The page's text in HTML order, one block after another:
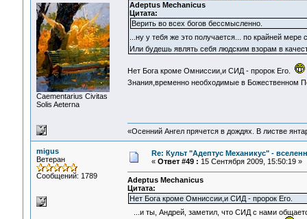
Сaementarius Civitas
Solis Aeterna
Adeptus Mechanicus
Цитата:
Верить во всех богов бессмысленно.
...ну у тебя же это получается... по крайней
Или будешь являть себя людским взорам в
Нет Бога кроме Омниссии,и СИД - пророк Его.
Знания,временно необходимые в Божественном
«Осенний Ангел прячется в дождях. В листве
migus
Ветеран
Сообщений: 1789
Re: Культ "Адептус Механикус" -
« Ответ #49 : 15 Сентября 2009, 15:50:19 »
Adeptus Mechanicus
Цитата:
Нет Бога кроме Омниссии,и СИД - пророк Его.
...и ты, Андрей, заметил, что СИД с нами